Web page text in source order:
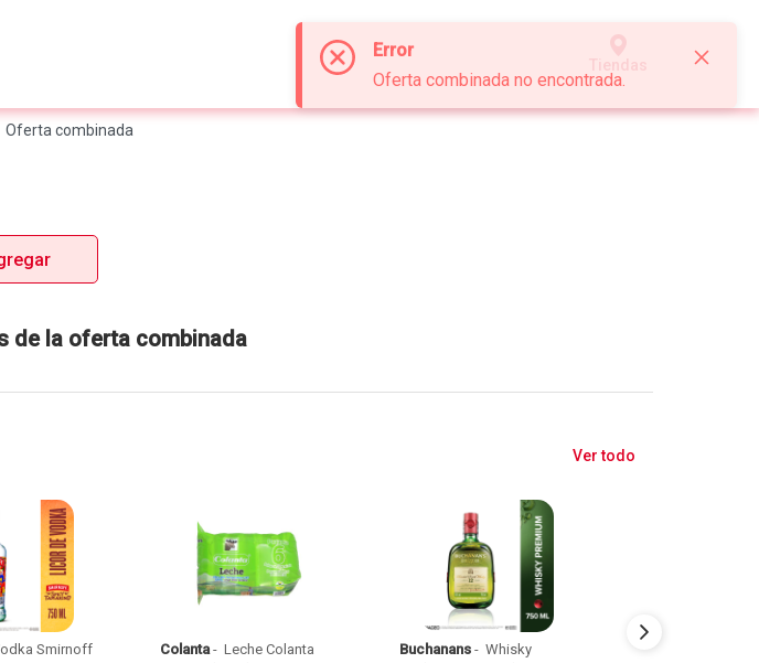
Error
Oferta combinada no encontrada.
Tiendas
Oferta combinada
de la oferta combinada
Ver todo
Smirnoff
Colanta - Leche Colanta
Buchanans - Whisky